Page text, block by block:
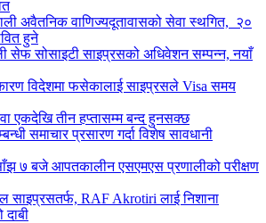
अवैतनिक वाणिज्यदूतावासको सेवा स्थगित, २०
हुने
सेफ सोसाइटी साइप्रसको अधिवेशन सम्पन्न, नयाँ
विदेशमा फसेकालाई साइप्रसले Visa समय
एकदेखि तीन हप्तासम्म बन्द हुनसक्छ
समाचार प्रसारण गर्दा विशेष सावधानी
७ बजे आपतकालीन एसएमएस प्रणालीको परीक्षण
साइप्रसतर्फ, RAF Akrotiri लाई निशाना